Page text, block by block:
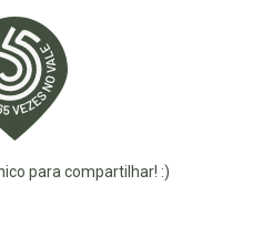
para compartilhar! :)